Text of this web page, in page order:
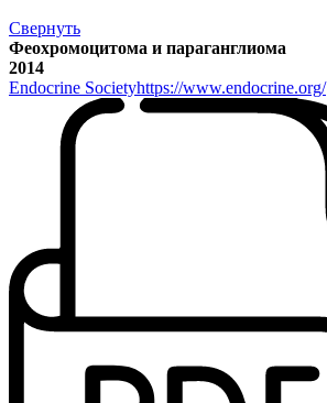
Свернуть
Феохромоцитома и параганглиома
2014
Endocrine Societyhttps://www.endocrine.org/